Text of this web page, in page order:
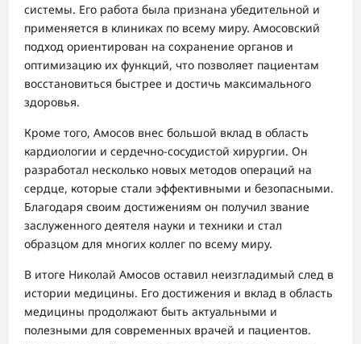
системы. Его работа была признана убедительной и
применяется в клиниках по всему миру. Амосовский
подход ориентирован на сохранение органов и
оптимизацию их функций, что позволяет пациентам
восстановиться быстрее и достичь максимального
здоровья.
Кроме того, Амосов внес большой вклад в область
кардиологии и сердечно-сосудистой хирургии. Он
разработал несколько новых методов операций на
сердце, которые стали эффективными и безопасными.
Благодаря своим достижениям он получил звание
заслуженного деятеля науки и техники и стал
образцом для многих коллег по всему миру.
В итоге Николай Амосов оставил неизгладимый след в
истории медицины. Его достижения и вклад в область
медицины продолжают быть актуальными и
полезными для современных врачей и пациентов.